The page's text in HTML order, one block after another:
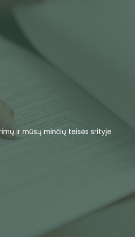
ir mūsų minčių teisės srityje